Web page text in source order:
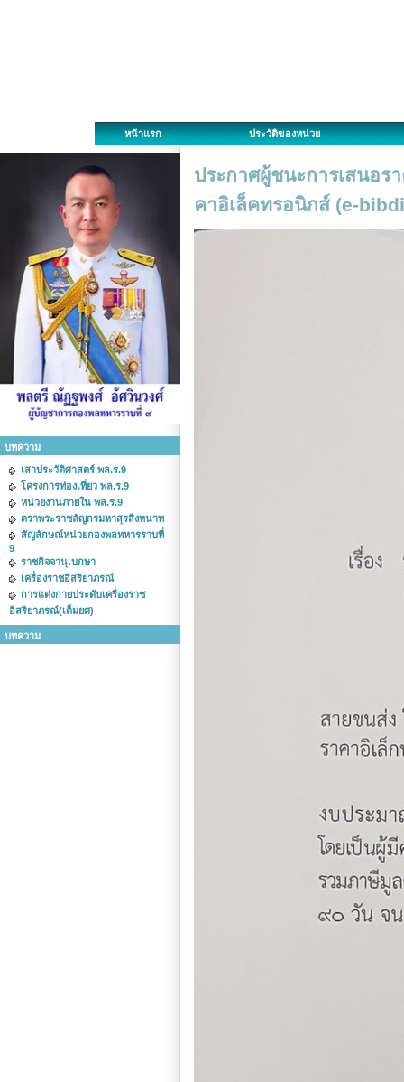
หน้าแรก ประวัติของหน่วย
บทความ
เสาประวัติศาสตร์ พล.ร.9
โครงการท่องเที่ยว พล.ร.9
หน่วยงานภายใน พล.ร.9
ตราพระราชลัญกรมหาสุรสิงหนาท
สัญลักษณ์หน่วยกองพลทหารราบที่
9
ราชกิจจานุเบกษา
เครื่องราชอิสริยาภรณ์
การแต่งกายประดับเครื่องราช
อิสริยาภรณ์(เต็มยศ)
บทความ
ประกาศผู้ชนะการเสนอ
คาอิเล็คทรอนิกส์ (e-